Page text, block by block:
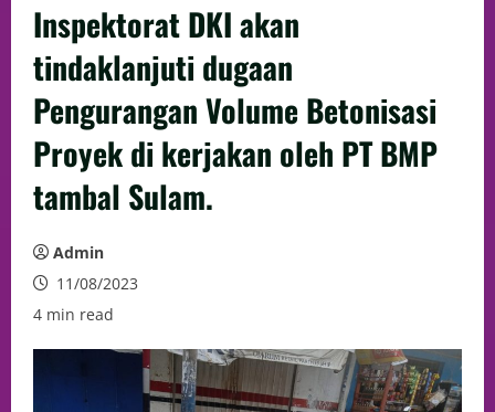
Inspektorat DKI akan
tindaklanjuti dugaan
Pengurangan Volume Betonisasi
Proyek di kerjakan oleh PT BMP
tambal Sulam.
Admin
11/08/2023
4 min read